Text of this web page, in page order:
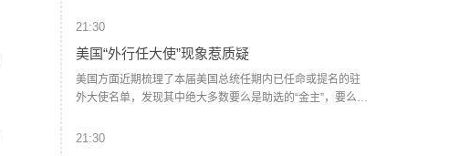
件，共造成11人死亡。其中，兰加一处住宅内5人遭枪击身
公布作案动机及嫌疑人情况。（央视新闻）
21:30
美国“外行任大使”现象惹质疑
美国方面近期梳理了本届美国总统任期内已任命或提名的驻
外大使名单，发现其中绝大多数要么是助选的“金主”，要么是
年来主要从职业外交官中挑选驻外大使的美国传统。据美国
21:30